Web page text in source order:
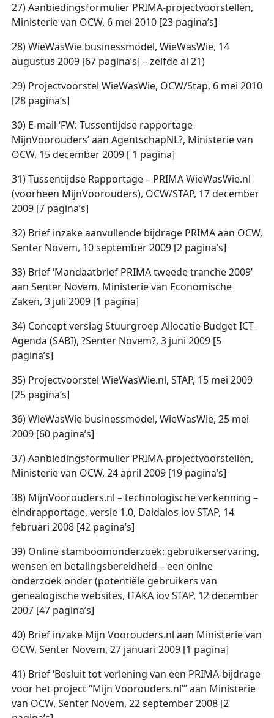
27) Aanbiedingsformulier PRIMA-projectvoorstellen,
Ministerie van OCW, 6 mei 2010 [23 pagina’s]
28) WieWasWie businessmodel, WieWasWie, 14
augustus 2009 [67 pagina’s] – zelfde al 21)
29) Projectvoorstel WieWasWie, OCW/Stap, 6 mei 2010
[28 pagina’s]
30) E-mail ‘FW: Tussentijdse rapportage
MijnVoorouders’ aan AgentschapNL?, Ministerie van
OCW, 15 december 2009 [ 1 pagina]
31) Tussentijdse Rapportage – PRIMA WieWasWie.nl
(voorheen MijnVoorouders), OCW/STAP, 17 december
2009 [7 pagina’s]
32) Brief inzake aanvullende bijdrage PRIMA aan OCW,
Senter Novem, 10 september 2009 [2 pagina’s]
33) Brief ‘Mandaatbrief PRIMA tweede tranche 2009’
aan Senter Novem, Ministerie van Economische
Zaken, 3 juli 2009 [1 pagina]
34) Concept verslag Stuurgroep Allocatie Budget ICT-
Agenda (SABI), ?Senter Novem?, 3 juni 2009 [5
pagina’s]
35) Projectvoorstel WieWasWie.nl, STAP, 15 mei 2009
[25 pagina’s]
36) WieWasWie businessmodel, WieWasWie, 25 mei
2009 [60 pagina’s]
37) Aanbiedingsformulier PRIMA-projectvoorstellen,
Ministerie van OCW, 24 april 2009 [19 pagina’s]
38) MijnVoorouders.nl – technologische verkenning –
eindrapportage, versie 1.0, Daidalos iov STAP, 14
februari 2008 [42 pagina’s]
39) Online stamboomonderzoek: gebruikerservaring,
wensen en betalingsbereidheid – een onine
onderzoek onder (potentiële gebruikers van
genealogische websites, ITAKA iov STAP, 12 december
2007 [47 pagina’s]
40) Brief inzake Mijn Voorouders.nl aan Ministerie van
OCW, Senter Novem, 27 januari 2009 [1 pagina]
41) Brief ‘Besluit tot verlening van een PRIMA-bijdrage
voor het project “Mijn Voorouders.nl”’ aan Ministerie
van OCW, Senter Novem, 22 september 2008 [2